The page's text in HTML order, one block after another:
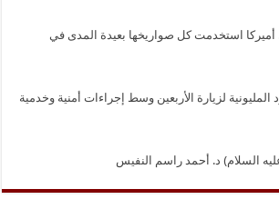
أميركا استخدمت كل صواريخها بعيدة المدى في
لزيارة الأربعين وسط إجراءات أمنية وخدمية
السلام) د. أحمد راسم النفيس